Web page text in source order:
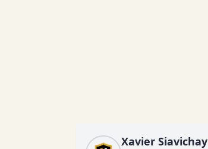
Xavier Siavichay